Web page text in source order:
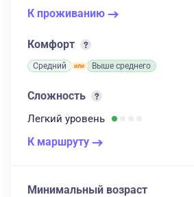
К проживанию
Комфорт
Средний Выше среднего
Сложность
Легкий уровень
К маршруту
Минимальный возраст